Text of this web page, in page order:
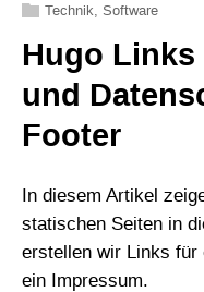
Technik Software
Hugo Links
und
Footer
In diesem Artikel
statischen Seiten in
erstellen wir Links für
ein Impressum.